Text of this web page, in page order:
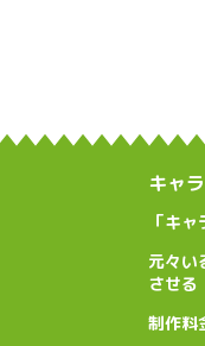
キャ
「キ
元々い
させる
制作料